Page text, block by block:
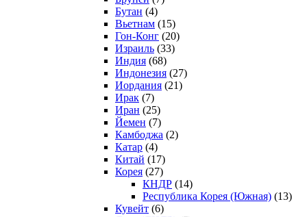
Бутан (4)
Вьетнам (15)
Гон-Конг (20)
Израиль (33)
Индия (68)
Индонезия (27)
Иордания (21)
Ирак (7)
Иран (25)
Йемен (7)
Камбоджа (2)
Катар (4)
Китай (17)
Корея (27)
КНДР (14)
Республика Корея (Южная) (13)
Кувейт (6)